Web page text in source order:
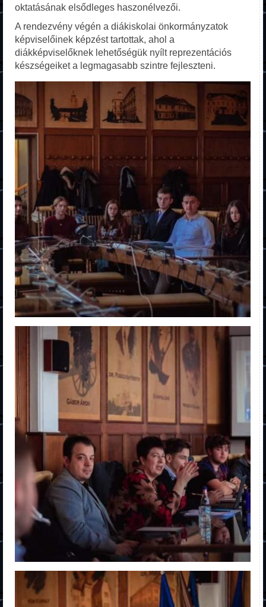
Alapítvány
Tanárok
Galéria
Elérhetőség
Erasmus+
FELVÉTELI
Líceum
Csökkentett látogatású
Szakiskola
Duális
Speciális
Sofőriskola
Posztlíceum
oktatásának elsődleges haszonélvezői.
A rendezvény végén a diákiskolai önkormányzatok
képviselőinek képzést tartottak, ahol a
diákképviselőknek lehetőségük nyílt reprezentációs
készségeiket a legmagasabb szintre fejleszteni.